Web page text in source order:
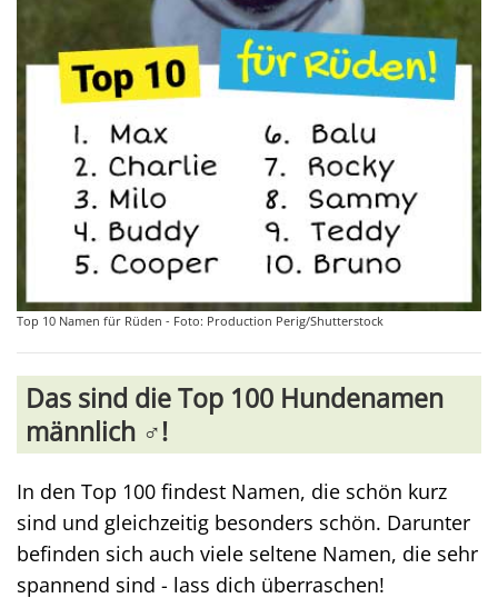
Top 10 Namen für Rüden - Foto: Production Perig/Shutterstock
Das sind die Top 100 Hundenamen
männlich ♂️!
In den Top 100 findest Namen, die schön kurz
sind und gleichzeitig besonders schön. Darunter
befinden sich auch viele seltene Namen, die sehr
spannend sind - lass dich überraschen!